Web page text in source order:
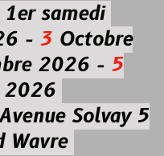
samedi
- 3Octobre
2026 - 5
2026
Solvay 5
Wavre